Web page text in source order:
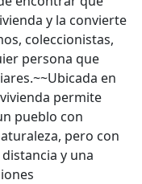
y la convierte
coleccionistas,
persona que
en
permite
pueblo con
pero con
y una